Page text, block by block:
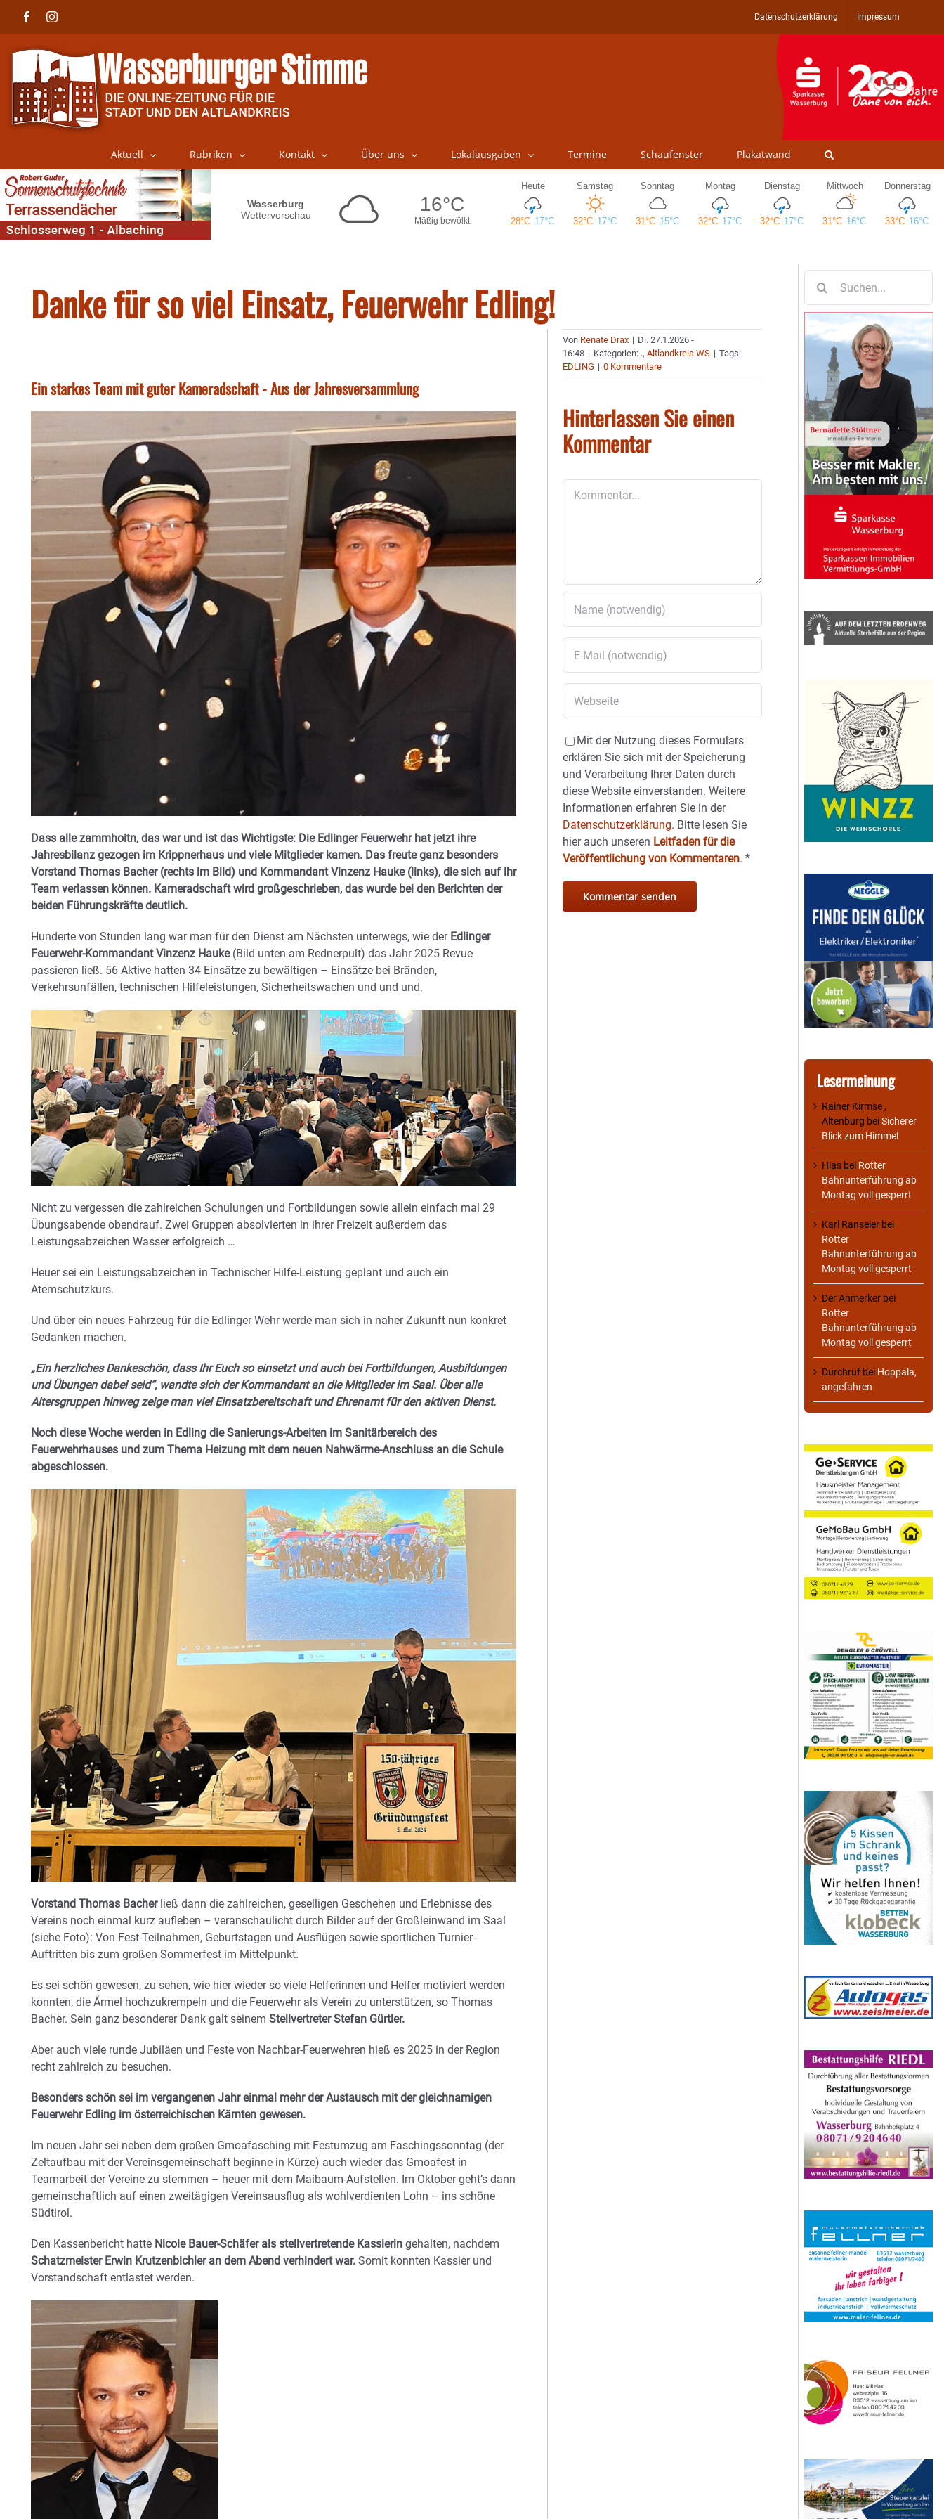
FacebookInstagram Datenschutzerklärung Impressum
Aktuell Rubriken Kontakt Über uns Lokalausgaben Termine Schaufenster Plakatwand
Danke für so viel Einsatz, Feuerwehr Edling!
Ein starkes Team mit guter Kameradschaft - Aus der Jahresversammlung
Dass alle zammhoitn, das war und ist das Wichtigste: Die Edlinger Feuerwehr hat jetzt ihre
Jahresbilanz gezogen im Krippnerhaus und viele Mitglieder kamen. Das freute ganz besonders
Vorstand Thomas Bacher (rechts im Bild) und Kommandant Vinzenz Hauke (links), die sich auf ihr
Team verlassen können. Kameradschaft wird großgeschrieben, das wurde bei den Berichten der
beiden Führungskräfte deutlich.
Hunderte von Stunden lang war man für den Dienst am Nächsten unterwegs, wie der Edlinger
Feuerwehr-Kommandant Vinzenz Hauke(Bild unten am Rednerpult) das Jahr 2025 Revue
passieren ließ. 56 Aktive hatten 34 Einsätze zu bewältigen – Einsätze bei Bränden,
Verkehrsunfällen, technischen Hilfeleistungen, Sicherheitswachen und und und.
Nicht zu vergessen die zahlreichen Schulungen und Fortbildungen sowie allein einfach mal 29
Übungsabende obendrauf. Zwei Gruppen absolvierten in ihrer Freizeit außerdem das
Leistungsabzeichen Wasser erfolgreich …
Heuer sei ein Leistungsabzeichen in Technischer Hilfe-Leistung geplant und auch ein
Atemschutzkurs.
Und über ein neues Fahrzeug für die Edlinger Wehr werde man sich in naher Zukunft nun konkret
Gedanken machen.
„Ein herzliches Dankeschön, dass Ihr Euch so einsetzt und auch bei Fortbildungen, Ausbildungen
und Übungen dabei seid“, wandte sich der Kommandant an die Mitglieder im Saal. Über alle
Altersgruppen hinweg zeige man viel Einsatzbereitschaft und Ehrenamt für den aktiven Dienst.
Noch diese Woche werden in Edling die Sanierungs-Arbeiten im Sanitärbereich des
Feuerwehrhauses und zum Thema Heizung mit dem neuen Nahwärme-Anschluss an die Schule
abgeschlossen.
Vorstand Thomas Bacherließ dann die zahlreichen, geselligen Geschehen und Erlebnisse des
Vereins noch einmal kurz aufleben – veranschaulicht durch Bilder auf der Großleinwand im Saal
(siehe Foto): Von Fest-Teilnahmen, Geburtstagen und Ausflügen sowie sportlichen Turnier-
Auftritten bis zum großen Sommerfest im Mittelpunkt.
Es sei schön gewesen, zu sehen, wie hier wieder so viele Helferinnen und Helfer motiviert werden
konnten, die Ärmel hochzukrempeln und die Feuerwehr als Verein zu unterstützen, so Thomas
Bacher. Sein ganz besonderer Dank galt seinem Stellvertreter Stefan Gürtler.
Aber auch viele runde Jubiläen und Feste von Nachbar-Feuerwehren hieß es 2025 in der Region
recht zahlreich zu besuchen.
Besonders schön sei im vergangenen Jahr einmal mehr der Austausch mit der gleichnamigen
Feuerwehr Edling im österreichischen Kärnten gewesen.
Im neuen Jahr sei neben dem großen Gmoafasching mit Festumzug am Faschingssonntag (der
Zeltaufbau mit der Vereinsgemeinschaft beginne in Kürze) auch wieder das Gmoafest in
Teamarbeit der Vereine zu stemmen – heuer mit dem Maibaum-Aufstellen. Im Oktober geht’s dann
gemeinschaftlich auf einen zweitägigen Vereinsausflug als wohlverdienten Lohn – ins schöne
Südtirol.
Den Kassenbericht hatte Nicole Bauer-Schäfer als stellvertretende Kassierin gehalten, nachdem
Schatzmeister Erwin Krutzenbichler an dem Abend verhindert war. Somit konnten Kassier und
Vorstandschaft entlastet werden.
Von Renate Drax | Di. 27.1.2026 -
16:48 | Kategorien: .,Altlandkreis WS | Tags:
EDLING | 0 Kommentare
Hinterlassen Sie einen
Kommentar
Mit der Nutzung dieses Formulars
erklären Sie sich mit der Speicherung
und Verarbeitung Ihrer Daten durch
diese Website einverstanden. Weitere
Informationen erfahren Sie in der
Datenschutzerklärung. Bitte lesen Sie
hier auch unseren Leitfaden für die
Veröffentlichung von Kommentaren.*
nach:
Lesermeinung
Rainer Kirmse ,
Altenburg beiSicherer
Blick zum Himmel
Hias bei Rotter
Bahnunterführung ab
Montag voll gesperrt
Karl Ranseier bei
Rotter
Bahnunterführung ab
Montag voll gesperrt
Der Anmerker bei
Rotter
Bahnunterführung ab
Montag voll gesperrt
Durchruf bei Hoppala,
angefahren